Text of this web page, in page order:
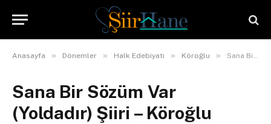
Anasayfa » Dönemler » Halk Edebiyatı » Köroğlu » Sana Bir Sözüm Var (Yoldadır) Şiiri – Köroğlu
Sana Bir Sözüm Var
(Yoldadır) Şiiri – Köroğlu